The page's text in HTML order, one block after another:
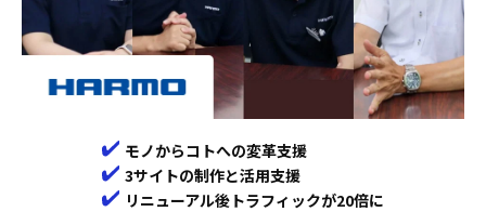
モノからコトへの変革支援
️3サイトの制作と活用支援
️リニューアル後トラフィックが20倍に